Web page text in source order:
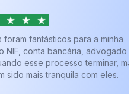
foram fantásticos para a minha
NIF, conta bancária, advogado e
esse processo terminar,
sido mais tranquila com eles.